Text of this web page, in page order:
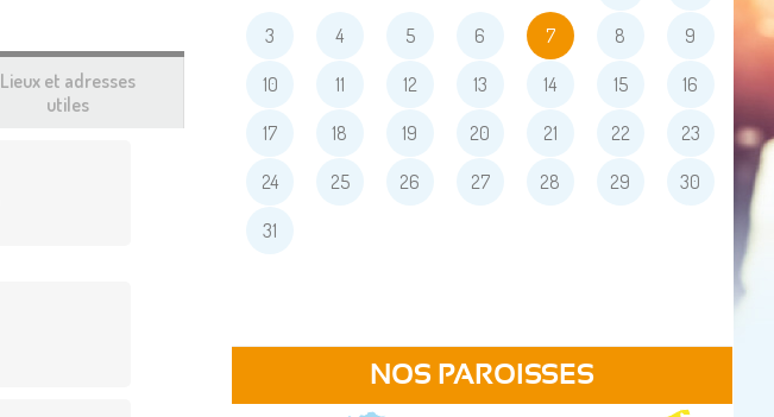
Lieux et adresses
utiles
3 4 5 6 7 8 9
10 11 12 13 14 15 16
17 18 19 20 21 22 23
24 25 26 27 28 29 30
31
NOS PAROISSES